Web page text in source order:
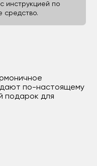
инструкцией по
средство.
по-настоящему
подарок для